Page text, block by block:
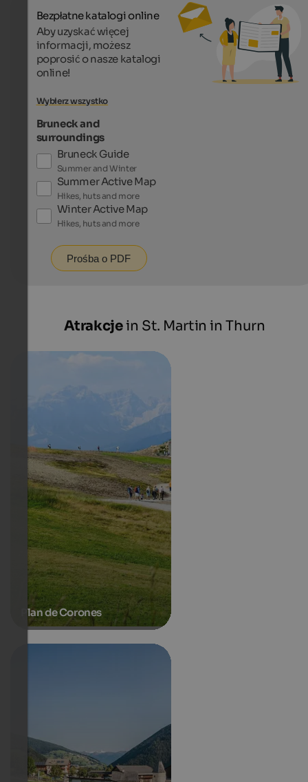
Bezpłatne katalogi online
Aby uzyskać więcej
informacji, możesz
poprosić o nasze katalogi
online!
Wybierz wszystko
Bruneck and
surroundings
Bruneck Guide
Summer and Winter
Summer Active Map
Hikes, huts and more
Winter Active Map
Hikes, huts and more
Prośba o PDF
Atrakcjein St. Martin in Thurn
Plan de Corones